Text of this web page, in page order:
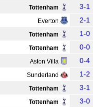
Tottenham 3-1
Everton 2-1
Tottenham 1-0
Tottenham 0-0
Aston Villa 0-4
Sunderland 1-2
Tottenham 3-1
Tottenham 3-0